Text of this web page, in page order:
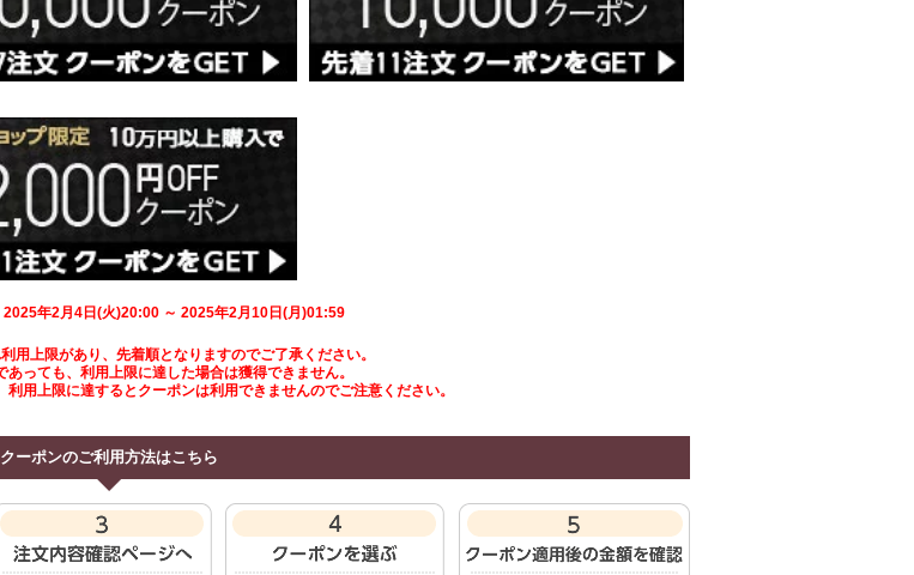
2025年2月4日(火)20:00 ～ 2025年2月10日(月)01:59
用上限があり、先着順となりますのでご了承ください。
あっても、利用上限に達した場合は獲得できません。
用上限に達するとクーポンは利用できませんのでご注意ください。
クーポンのご利用方法はこちら